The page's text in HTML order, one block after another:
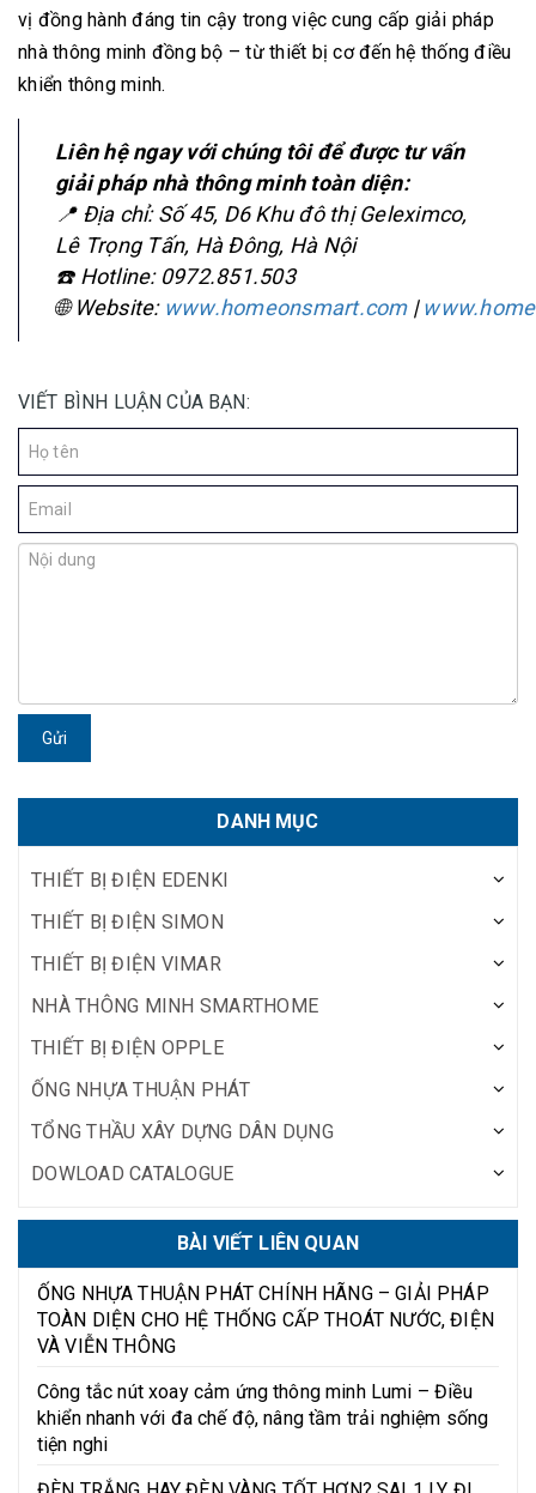
vị đồng hành đáng tin cậy trong việc cung cấp giải pháp
nhà thông minh đồng bộ – từ thiết bị cơ đến hệ thống điều
khiển thông minh.
Liên hệ ngay với chúng tôi để được tư vấn
giải pháp nhà thông minh toàn diện:
📍 Địa chỉ:Số 45, D6 Khu đô thị Geleximco,
Lê Trọng Tấn, Hà Đông, Hà Nội
☎️ Hotline:0972.851.503
🌐Website: www.homeonsmart.com|
VIẾT BÌNH LUẬN CỦA BẠN:
Gửi
DANH MỤC
THIẾT BỊ ĐIỆN EDENKI
THIẾT BỊ ĐIỆN SIMON
THIẾT BỊ ĐIỆN VIMAR
NHÀ THÔNG MINH SMARTHOME
THIẾT BỊ ĐIỆN OPPLE
ỐNG NHỰA THUẬN PHÁT
TỔNG THẦU XÂY DỰNG DÂN DỤNG
DOWLOAD CATALOGUE
BÀI VIẾT LIÊN QUAN
ỐNG NHỰA THUẬN PHÁT CHÍNH HÃNG – GIẢI PHÁP
TOÀN DIỆN CHO HỆ THỐNG CẤP THOÁT NƯỚC, ĐIỆN
VÀ VIỄN THÔNG
Công tắc nút xoay cảm ứng thông minh Lumi – Điều
khiển nhanh với đa chế độ, nâng tầm trải nghiệm sống
tiện nghi